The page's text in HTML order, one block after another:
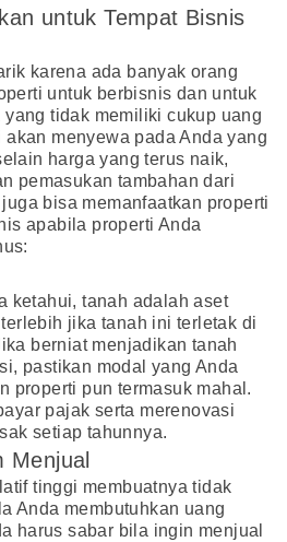
untuk Tempat Bisnis
karena ada banyak orang
untuk berbisnis dan untuk
tidak memiliki cukup uang
menyewa pada Anda yang
harga yang terus naik,
pemasukan tambahan dari
bisa memanfaatkan properti
apabila properti Anda
ketahui, tanah adalah aset
jika tanah ini terletak di
berniat menjadikan tanah
pastikan modal yang Anda
properti pun termasuk mahal.
pajak serta merenovasi
setiap tahunnya.
tinggi membuatnya tidak
Anda membutuhkan uang
harus sabar bila ingin menjual